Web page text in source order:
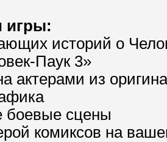
игры:
историй о
Паук 3»
актерами из
боевые сцены
комиксов на